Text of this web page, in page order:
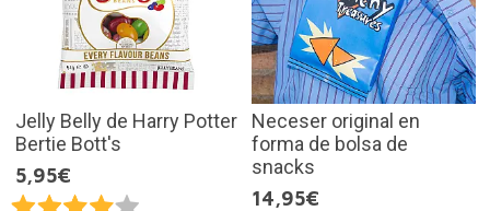
Jelly Belly de Harry Potter
Bertie Bott's
5,95€
Neceser original en
forma de bolsa de
snacks
14,95€